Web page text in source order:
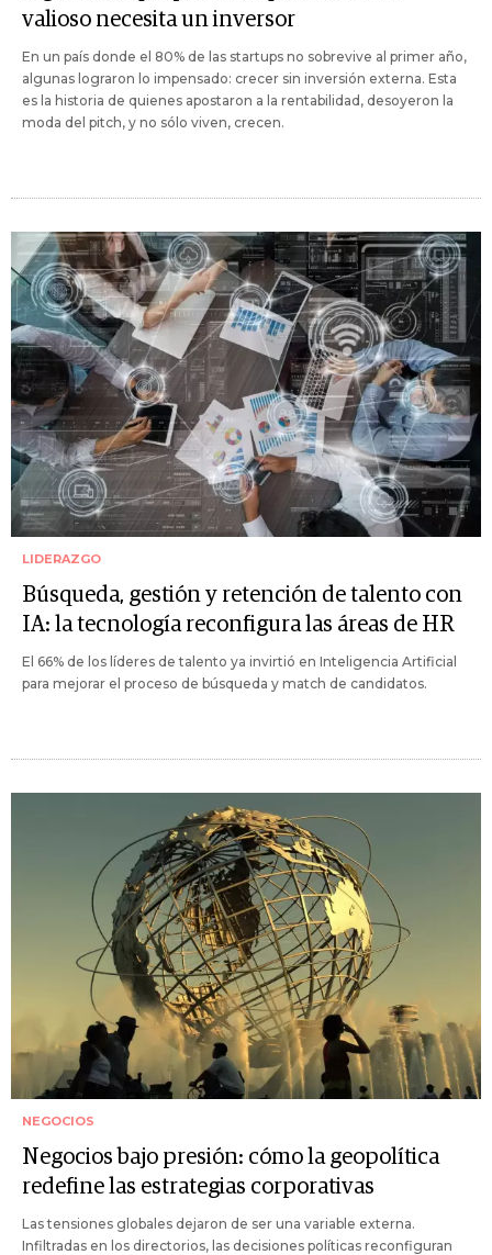
valioso necesita un inversor
En un país donde el 80% de las startups no sobrevive al primer año,
algunas lograron lo impensado: crecer sin inversión externa. Esta
es la historia de quienes apostaron a la rentabilidad, desoyeron la
moda del pitch, y no sólo viven, crecen.
LIDERAZGO
Búsqueda, gestión y retención de talento con
IA: la tecnología reconfigura las áreas de HR
El 66% de los líderes de talento ya invirtió en Inteligencia Artificial
para mejorar el proceso de búsqueda y match de candidatos.
NEGOCIOS
Negocios bajo presión: cómo la geopolítica
redefine las estrategias corporativas
Las tensiones globales dejaron de ser una variable externa.
Infiltradas en los directorios, las decisiones políticas reconfiguran